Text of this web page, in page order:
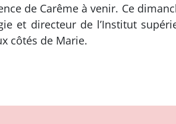
de Carême à venir. Ce
et directeur de l’Institut
côtés de Marie.